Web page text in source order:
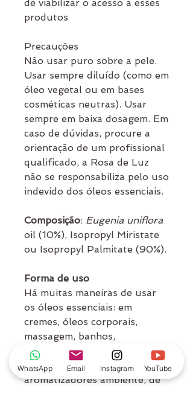
de viabilizar o acesso a esses
produtos
Precauções
Não usar puro sobre a pele.
Usar sempre diluído (como em
óleo vegetal ou em bases
cosméticas neutras). Usar
sempre em baixa dosagem. Em
caso de dúvidas, procure a
orientação de um profissional
qualificado, a Rosa de Luz
não se responsabiliza pelo uso
indevido dos óleos essenciais.
Composição: Eugenia uniflora
oil (10%), Isopropyl Miristate
ou Isopropyl Palmitate (90%).
Forma de uso
Há muitas maneiras de usar
os óleos essenciais: em
cremes, óleos corporais,
massagem, banhos,
compressas, escalda-pés,
argilas, inalações, etc. Em
aromatizadores ambiente, de
WhatsApp Email Instagram YouTube